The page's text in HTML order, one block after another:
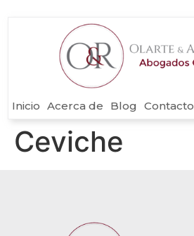
Inicio Acerca de Blog Contacto
Ceviche